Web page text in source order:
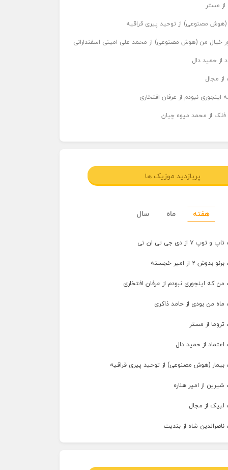
از مستر
(هوش مصنوعی) از توحید پیری قراقیه
خیال من (هوش مصنوعی) از محمد علی امینی اسفندارانی
از حمید دال
از مجال
اینجوری نبودم از عرفان افتخاری
فلک از محمد میوه چیان
پربازدید موزیک ها
هفته ماه سال
۷ از دی جی تی ان تی
۲ از امیر خجسته
من که اینجوری نبودم از عرفان افتخاری
ماه من بودی از حامد ذاکری
تروما از مستر
اعتماد از حمید دال
بیمار (هوش مصنوعی) از توحید پیری قراقیه
شیرین از امیر هناره
لبیک از مجال
ناصرالدین شاه از بندیت